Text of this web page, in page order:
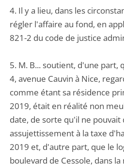
4. Il y a lieu, dans les
régler l'affaire au fond, en
821-2 du code de justice
5. M. B... soutient, d'une part,
4, avenue Cauvin à Nice,
comme étant sa résidence
2019, était en réalité non
date, de sorte qu'il ne pouvait
assujettissement à la taxe
2019 et, d'autre part, que le
boulevard de Cessole, dans